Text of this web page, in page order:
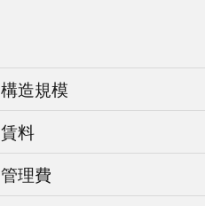
構造規模
賃料
管理費